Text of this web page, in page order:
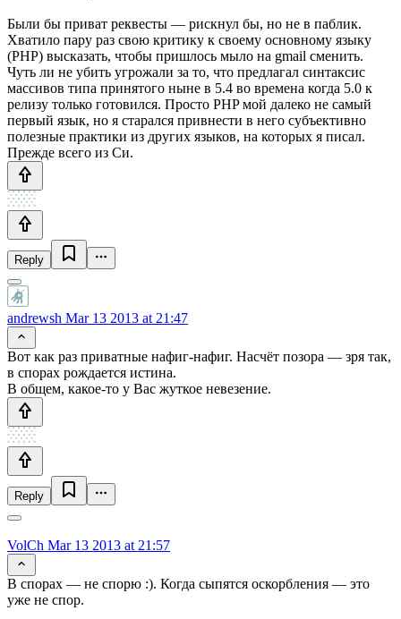
Были бы приват реквесты — рискнул бы, но не в паблик.
Хватило пару раз свою критику к своему основному языку
(PHP) высказать, чтобы пришлось мыло на gmail сменить.
Чуть ли не убить угрожали за то, что предлагал синтаксис
массивов типа принятого ныне в 5.4 во времена когда 5.0 к
релизу только готовился. Просто PHP мой далеко не самый
первый язык, но я старался привнести в него субъективно
полезные практики из других языков, на которых я писал.
Прежде всего из Си.
Reply
andrewsh Mar 13 2013 at 21:47
Вот как раз приватные нафиг-нафиг. Насчёт позора — зря так,
в спорах рождается истина.
В общем, какое-то у Вас жуткое невезение.
Reply
VolCh Mar 13 2013 at 21:57
В спорах — не спорю :). Когда сыпятся оскорбления — это
уже не спор.